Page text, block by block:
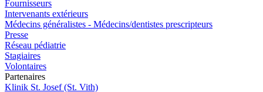
Fournisseurs
Intervenants extérieurs
Médecins généralistes - Médecins/dentistes prescripteurs
Presse
Réseau pédiatrie
Stagiaires
Volontaires
Partenaires
Klinik St. Josef (St. Vith)